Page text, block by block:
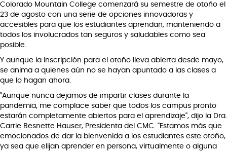
Colorado Mountain College comenzará su semestre de otoño el
23 de agosto con una serie de opciones innovadoras y
accesibles para que los estudiantes aprendan, manteniendo a
todos los involucrados tan seguros y saludables como sea
posible.
Y aunque la inscripción para el otoño lleva abierta desde mayo,
se anima a quienes aún no se hayan apuntado a las clases a
que lo hagan ahora.
"Aunque nunca dejamos de impartir clases durante la
pandemia, me complace saber que todos los campus pronto
estarán completamente abiertos para el aprendizaje", dijo la Dra.
Carrie Besnette Hauser, Presidenta del CMC. "Estamos más que
emocionados de dar la bienvenida a los estudiantes este otoño,
ya sea que elijan aprender en persona, virtualmente o alguna